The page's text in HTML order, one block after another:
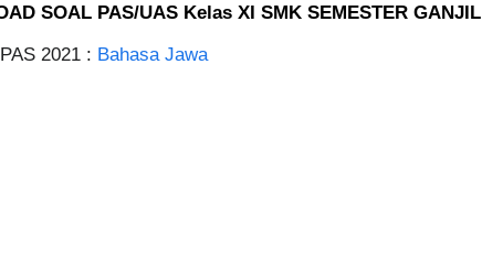
SOAL PAS/UAS Kelas XI SMK SEMESTER GANJIL
2021 : Bahasa Jawa